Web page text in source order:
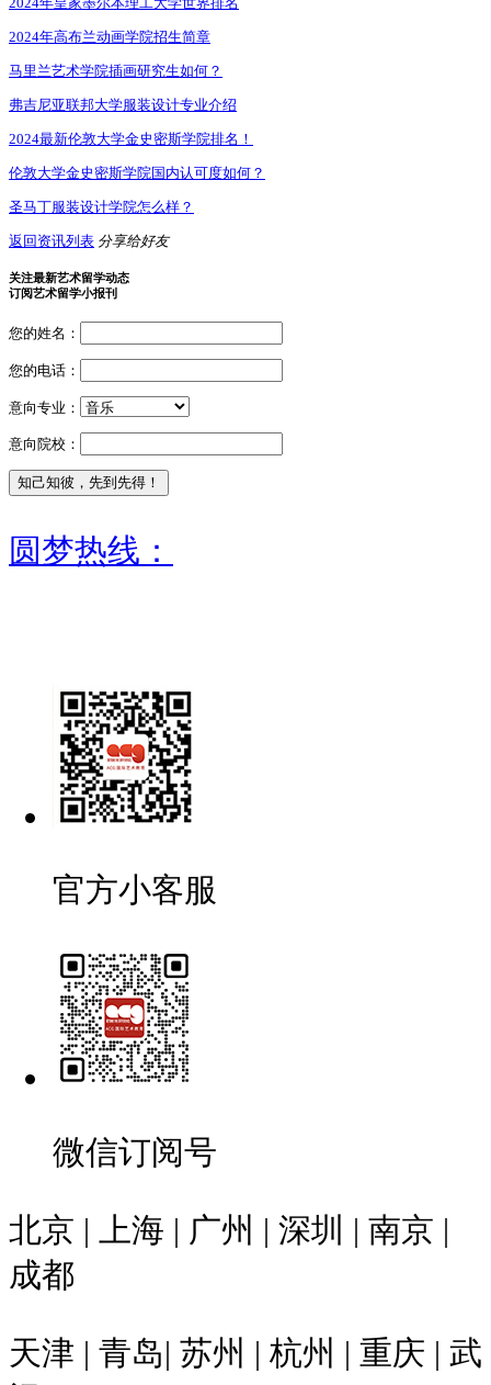
2024年高布兰动画学院招生简章
马里兰艺术学院插画研究生如何？
弗吉尼亚联邦大学服装设计专业介绍
2024最新伦敦大学金史密斯学院排名！
伦敦大学金史密斯学院国内认可度如何？
圣马丁服装设计学院怎么样？
返回资讯列表 分享给好友
关注最新艺术留学动态
订阅艺术留学小报刊
您的姓名：
您的电话：
意向专业：
意向院校：
圆梦热线：
官方小客服
微信订阅号
北京 | 上海 | 广州 | 深圳 | 南京 |
成都
天津 | 青岛| 苏州 | 杭州 | 重庆 | 武